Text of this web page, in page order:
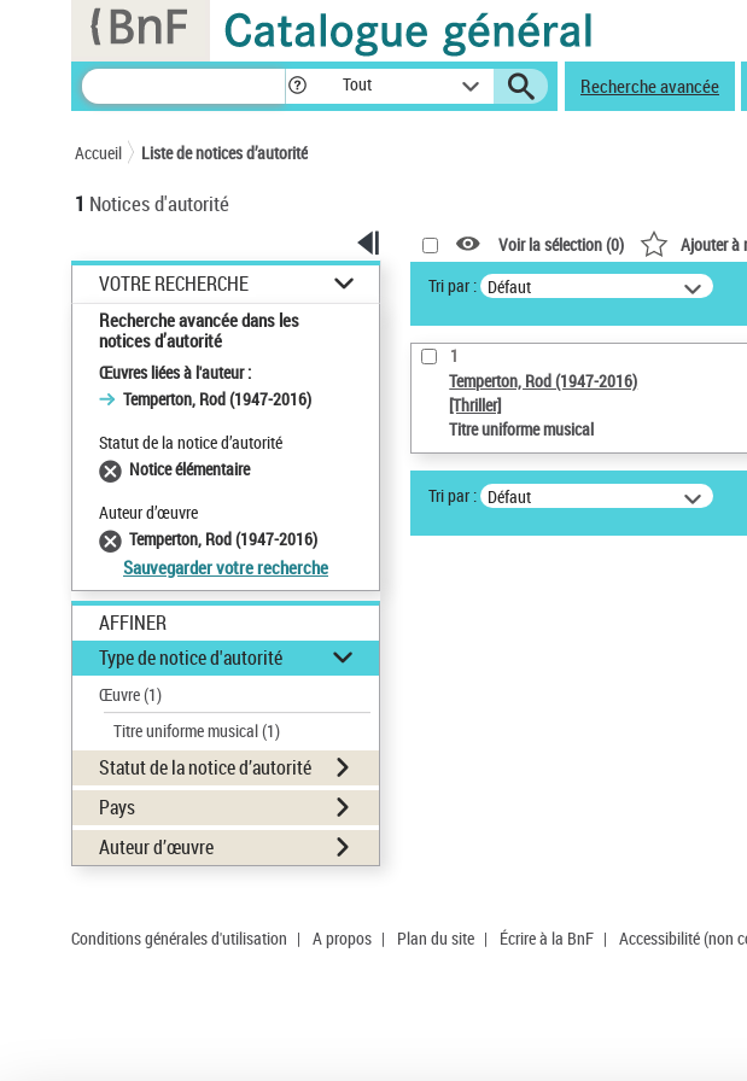
Tout Recherche avancée
Accueil Liste de notices d’autorité
1 Notices d'autorité
VOTRE RECHERCHE
Recherche avancée dans les
notices d’autorité
Œuvres liées à l'auteur :
Temperton, Rod (1947-2016)
Statut de la notice d’autorité
Notice élémentaire
Auteur d’œuvre
Temperton, Rod (1947-2016)
Sauvegarder votre recherche
AFFINER
Type de notice d'autorité
Œuvre(1)
Titre uniforme musical(1)
Statut de la notice d’autorité
Pays
Auteur d’œuvre
Voir la sélection (0) Ajouter à
Tri par : Défaut
1
Temperton, Rod (1947-2016)
[Thriller]
Titre uniforme musical
Tri par : Défaut
Conditions générales d'utilisation | A propos | Plan du site | Écrire à la BnF | Accessibilité (non
Panneau de gestion des cookies